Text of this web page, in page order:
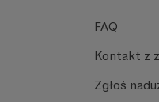
FAQ
Kontakt z
Zgłoś